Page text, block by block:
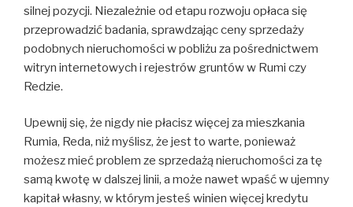
silnej pozycji. Niezależnie od etapu rozwoju opłaca się
przeprowadzić badania, sprawdzając ceny sprzedaży
podobnych nieruchomości w pobliżu za pośrednictwem
witryn internetowych i rejestrów gruntów w Rumi czy
Redzie.
Upewnij się, że nigdy nie płacisz więcej za mieszkania
Rumia, Reda, niż myślisz, że jest to warte, ponieważ
możesz mieć problem ze sprzedażą nieruchomości za tę
samą kwotę w dalszej linii, a może nawet wpaść w ujemny
kapitał własny, w którym jesteś winien więcej kredytu